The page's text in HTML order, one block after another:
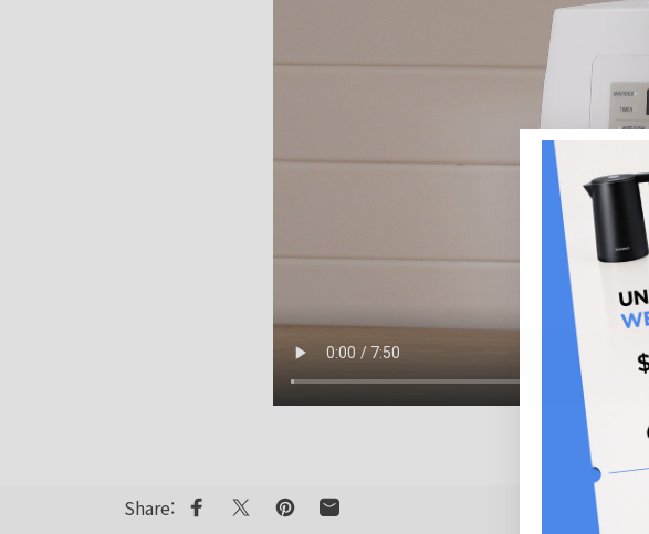
Share: Share on Facebook
Share on XPin on Pinterest
Share by Email